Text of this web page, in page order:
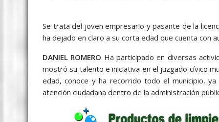
Se trata del joven empresario y pasante de la
ha dejado en claro a su corta edad que cuenta con
DANIEL ROMERO Ha participado en diversas
mostró su talento e iniciativa en el juzgado cívico
edad, conoce y ha recorrido todo el municipio,
atención ciudadana dentro de la administración